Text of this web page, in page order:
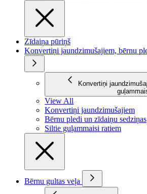
Zīdaiņa pūriņš
Konvertiņi jaundzimušajiem, bērnu
Konvertiņi
View All
Konvertiņi jaundzimušajiem
Bērnu pledi un zīdaiņu sedziņas
Siltie guļammaisi ratiem
Bērnu gultas veļa